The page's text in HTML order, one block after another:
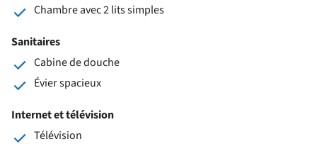
Chambre avec 2 lits simples
Sanitaires
Cabine de douche
Évier spacieux
Internet et télévision
Télévision